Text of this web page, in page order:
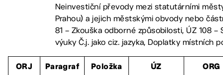
Neinvestiční převody mezi statutárními
Prahou) a jejich městskými obvody nebo
81 – Zkouška odborné způsobilosti, ÚZ 108 –
výuky Č.j. jako ciz. jazyka, Doplatky místních
ORJ Paragraf Položka ÚZ ORG